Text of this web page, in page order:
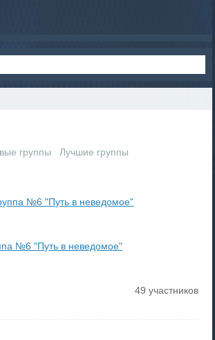
группы Лучшие группы
№6 "Путь в неведомое"
49 участников